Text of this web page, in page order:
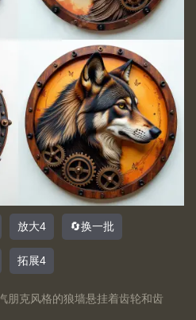
放大4 🔄换一批
拓展4
朋克风格的狼墙悬挂着齿轮和齿